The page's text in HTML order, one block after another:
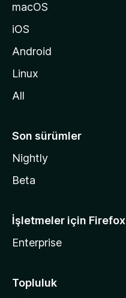
i
d
macOS
iOS
Android
Linux
All
Son sürümler
Nightly
Beta
İşletmeler için Firefox
Enterprise
Topluluk